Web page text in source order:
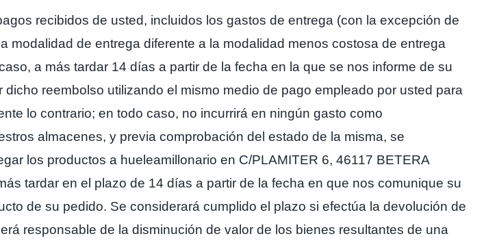
recibidos de usted, incluidos los gastos de entrega (con la excepción de
modalidad de entrega diferente a la modalidad menos costosa de entrega
a más tardar 14 días a partir de la fecha en la que se nos informe de su
reembolso utilizando el mismo medio de pago empleado por usted para
lo contrario; en todo caso, no incurrirá en ningún gasto como
almacenes, y previa comprobación del estado de la misma, se
los productos a hueleamillonario en C/PLAMITER 6, 46117 BETERA
tardar en el plazo de 14 días a partir de la fecha en que nos comunique su
de su pedido. Se considerará cumplido el plazo si efectúa la devolución de
responsable de la disminución de valor de los bienes resultantes de una